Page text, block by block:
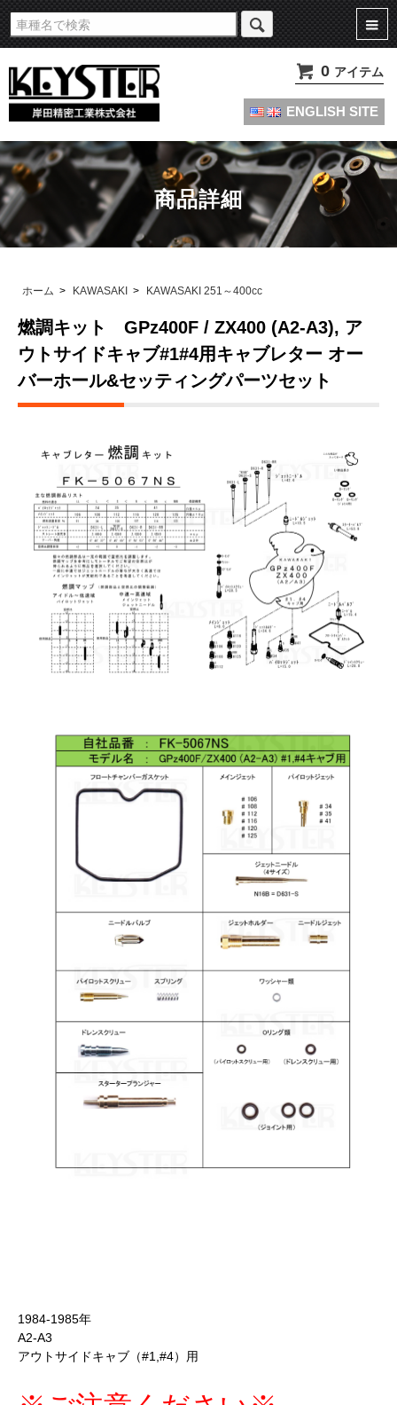
旧車・名車・絶版車キャブレターのオーバーホールやセッティングパーツは
KEYSTERの燃調キット
0 アイテム
ENGLISH SITE
商品詳細
ホーム > KAWASAKI > KAWASAKI 251～400cc
燃調キット GPz400F / ZX400 (A2-A3), ア
ウトサイドキャブ#1#4用キャブレター オー
バーホール&セッティングパーツセット
1984-1985年
A2-A3
アウトサイドキャブ（#1,#4）用